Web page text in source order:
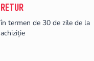
RETUR
în termen de 30 de zile de la
achiziție